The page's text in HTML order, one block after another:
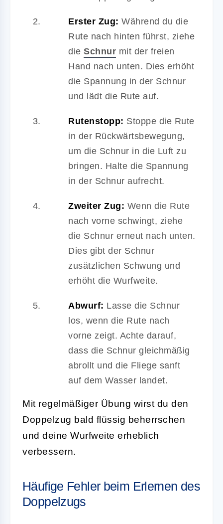
Erster Zug: Während du die
Rute nach hinten führst, ziehe
die Schnur mit der freien
Hand nach unten. Dies erhöht
die Spannung in der Schnur
und lädt die Rute auf.
Rutenstopp: Stoppe die Rute
in der Rückwärtsbewegung,
um die Schnur in die Luft zu
bringen. Halte die Spannung
in der Schnur aufrecht.
Zweiter Zug: Wenn die Rute
nach vorne schwingt, ziehe
die Schnur erneut nach unten.
Dies gibt der Schnur
zusätzlichen Schwung und
erhöht die Wurfweite.
Abwurf: Lasse die Schnur
los, wenn die Rute nach
vorne zeigt. Achte darauf,
dass die Schnur gleichmäßig
abrollt und die Fliege sanft
auf dem Wasser landet.
Mit regelmäßiger Übung wirst du den
Doppelzug bald flüssig beherrschen
und deine Wurfweite erheblich
verbessern.
Häufige Fehler beim Erlernen des
Doppelzugs